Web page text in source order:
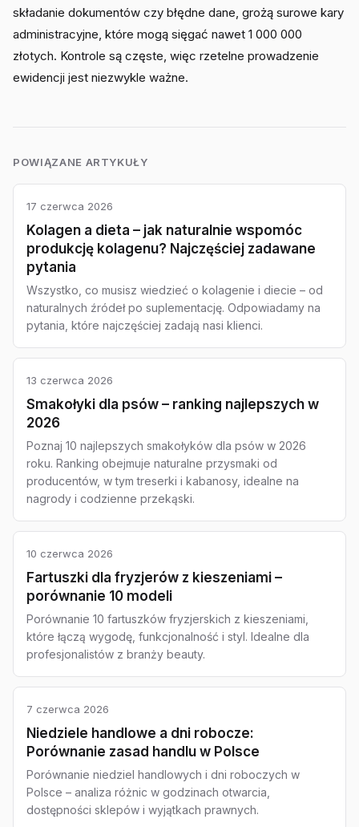
składanie dokumentów czy błędne dane, grożą surowe kary
administracyjne, które mogą sięgać nawet 1 000 000
złotych. Kontrole są częste, więc rzetelne prowadzenie
ewidencji jest niezwykle ważne.
POWIĄZANE ARTYKUŁY
17 czerwca 2026
Kolagen a dieta – jak naturalnie wspomóc
produkcję kolagenu? Najczęściej zadawane
pytania
Wszystko, co musisz wiedzieć o kolagenie i diecie – od
naturalnych źródeł po suplementację. Odpowiadamy na
pytania, które najczęściej zadają nasi klienci.
13 czerwca 2026
Smakołyki dla psów – ranking najlepszych w
2026
Poznaj 10 najlepszych smakołyków dla psów w 2026
roku. Ranking obejmuje naturalne przysmaki od
producentów, w tym treserki i kabanosy, idealne na
nagrody i codzienne przekąski.
10 czerwca 2026
Fartuszki dla fryzjerów z kieszeniami –
porównanie 10 modeli
Porównanie 10 fartuszków fryzjerskich z kieszeniami,
które łączą wygodę, funkcjonalność i styl. Idealne dla
profesjonalistów z branży beauty.
7 czerwca 2026
Niedziele handlowe a dni robocze:
Porównanie zasad handlu w Polsce
Porównanie niedziel handlowych i dni roboczych w
Polsce – analiza różnic w godzinach otwarcia,
dostępności sklepów i wyjątkach prawnych.